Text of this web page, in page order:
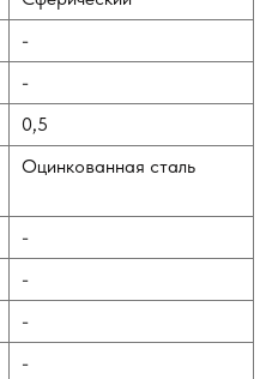
-
-
0,5
Оцинкованная сталь
-
-
-
-